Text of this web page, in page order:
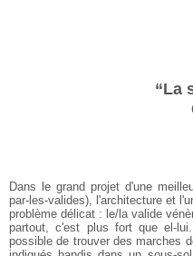
“La
Dans le grand projet d'une
par-les-valides), l'architecture et
problème délicat : le/la valide
partout, c'est plus fort que el-
possible de trouver des marches